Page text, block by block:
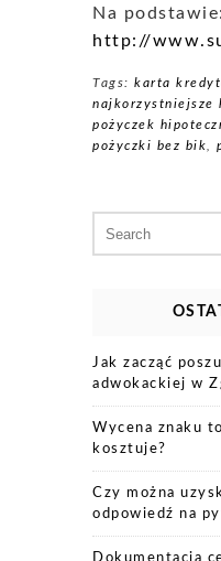
Na podstawie:
http://
Tags: karta
najkorzystniejsze
pożyczek
pożyczki bez bik,
for:
Jak zacząć
adwokackiej w
Wycena znaku
kosztuje?
Czy można
odpowiedź na